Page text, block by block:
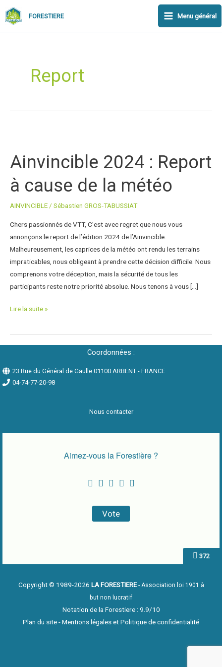
Aller
au
contenu
FORESTIERE
Main
Menu
Menu général
Report
Ainvincible 2024 : Report
à cause de la météo
AINVINCIBLE / Sébastien GROS-TABUSSIAT
Chers passionnés de VTT, C’est avec regret que nous vous
annonçons le report de l’édition 2024 de l’Ainvincible.
Malheureusement, les caprices de la météo ont rendu les terrains
impraticables, nous obligeant à prendre cette décision difficile. Nous
comprenons votre déception, mais la sécurité de tous les
participants reste notre priorité absolue. Nous tenons à vous […]
Report
à
de
Lire la suite »
Coordonnées :
23 Rue du Général de Gaulle 01100 ARBENT - FRANCE
04-74-77-20-98
Nous contacter
372
Aimez-vous la Forestière ?
Copyright © 1989-2026 LA FORESTIERE- Association loi 1901 à
but non lucratif
Notation de la Forestiere : 9.9/10
Plan du site-Mentions légales et Politique de confidentialité